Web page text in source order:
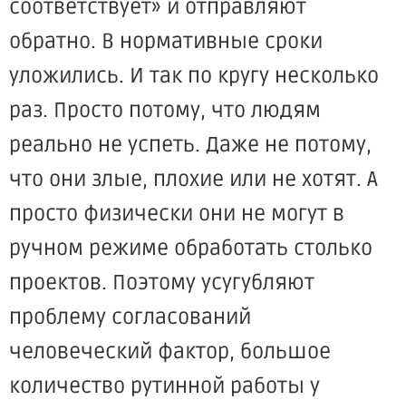
соответствует» и отправляют
обратно. В нормативные сроки
уложились. И так по кругу несколько
раз. Просто потому, что людям
реально не успеть. Даже не потому,
что они злые, плохие или не хотят. А
просто физически они не могут в
ручном режиме обработать столько
проектов. Поэтому усугубляют
проблему согласований
человеческий фактор, большое
количество рутинной работы у